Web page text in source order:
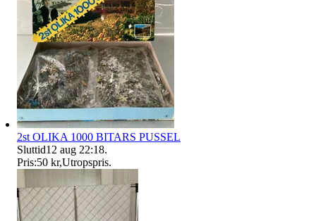
2st OLIKA 1000 BITARS PUSSEL
Sluttid12 aug 22:18.
Pris:50 kr,Utropspris.